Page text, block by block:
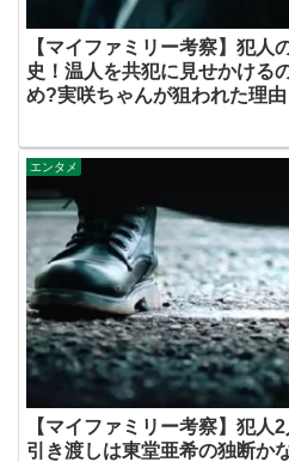
【マイファミリー考察】犯人
史！温人を共犯に見せかける
め?実咲ちゃんが狙われた理
あらすじ伏線まとめ】
エンタメ
【マイファミリー考察】犯人
引き渡しは東堂亜希の独断か